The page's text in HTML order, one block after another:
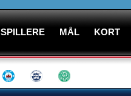
SPILLERE MÅL KORT